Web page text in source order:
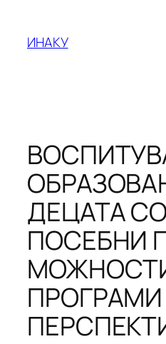
содржината
ИНАКУ
ДЕЦАТА СО
ПОСЕБНИ